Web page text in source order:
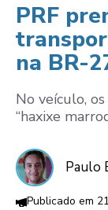
PRF
na BR-
No veículo,
“haxixe
Paulo